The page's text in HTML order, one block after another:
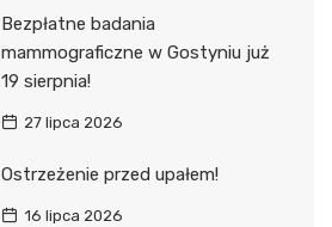
Bezpłatne badania
mammograficzne w Gostyniu już
19 sierpnia!
27 lipca 2026
Ostrzeżenie przed upałem!
16 lipca 2026